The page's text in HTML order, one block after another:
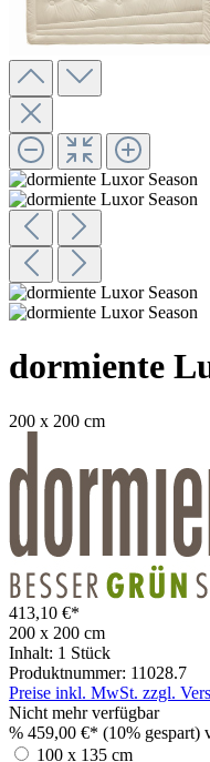
dormiente
200 x 200 cm
413,10 €*
200 x 200 cm
Inhalt: 1 Stück
Produktnummer: 11028.7
Preise inkl. MwSt. zzgl.
Nicht mehr verfügbar
% 459,00 €* (10% gespart)
100 x 135 cm